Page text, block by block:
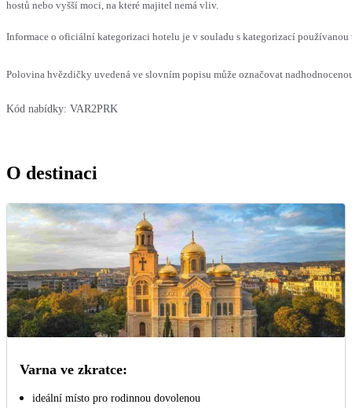
hostů nebo vyšší moci, na které majitel nemá vliv.
Informace o oficiální kategorizaci hotelu je v souladu s kategorizací
Polovina hvězdičky uvedená ve slovním popisu může označovat
Kód nabídky: VAR2PRK
O destinaci
Varna ve zkratce:
ideální místo pro rodinnou dovolenou